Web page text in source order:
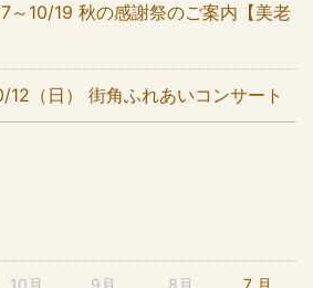
～10/19 秋の感謝祭のご案内【美老
12（日） 街角ふれあいコンサート
10月 9月 8月 7 月